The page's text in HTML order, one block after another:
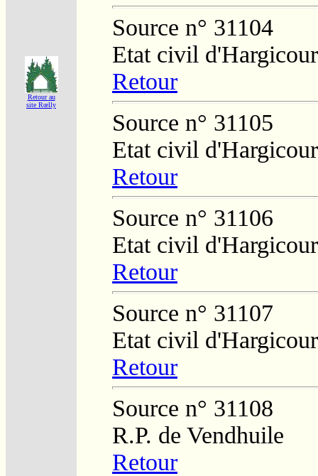
Retour au
site Rœlly
Source n° 31104
Etat civil
Retour
Source n° 31105
Etat civil
Retour
Source n° 31106
Etat civil
Retour
Source n° 31107
Etat civil
Retour
Source n° 31108
R.P. de Vendhuile
Retour